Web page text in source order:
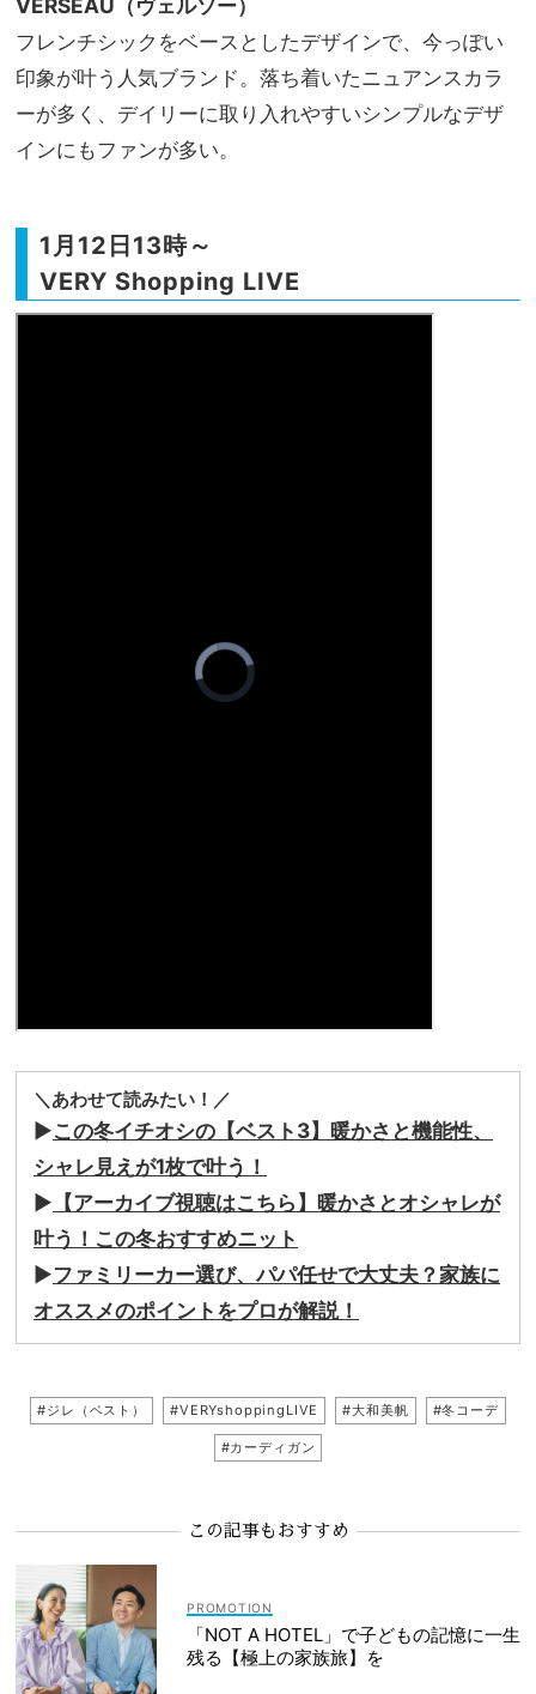
VERSEAU （ヴェルソー）
フレンチシックをベースとしたデザインで、今っぽい
印象が叶う人気ブランド。落ち着いたニュアンスカラ
ーが多く、デイリーに取り入れやすいシンプルなデザ
インにもファンが多い。
1月12日13時～
VERY Shopping LIVE
＼あわせて読みたい！／
▶︎この冬イチオシの【ベスト3】暖かさと機能性、
シャレ見えが1枚で叶う！
▶︎ 【アーカイブ視聴はこちら】暖かさとオシャレが
叶う！この冬おすすめニット
▶︎ファミリーカー選び、パパ任せで大丈夫？家族に
オススメのポイントをプロが解説！
#ジレ（ベスト） #VERYshoppingLIVE #大和美帆 #冬コーデ
#カーディガン
この記事もおすすめ
「NOT A HOTEL」で子どもの記憶に一生
残る【極上の家族旅】を